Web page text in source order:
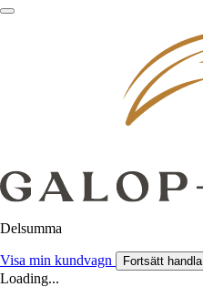
Delsumma
Visa min kundvagn Fortsätt handla
Loading...